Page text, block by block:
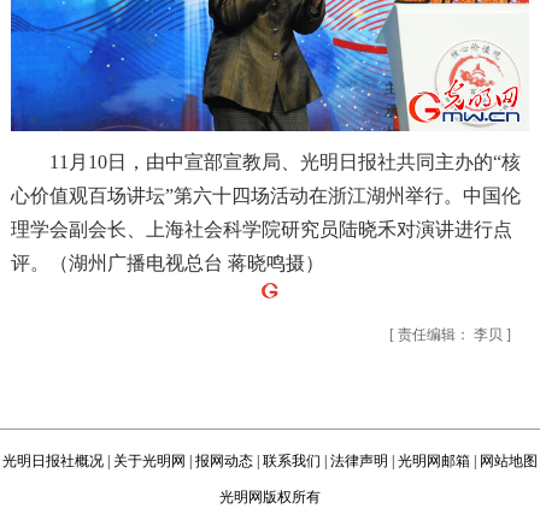
11月10日，由中宣部宣教局、光明日报社共同主办的“核
心价值观百场讲坛”第六十四场活动在浙江湖州举行。中国伦
理学会副会长、上海社会科学院研究员陆晓禾对演讲进行点
评。（湖州广播电视总台 蒋晓鸣摄）
[ 责任编辑： 李贝 ]
光明日报社概况 | 关于光明网 | 报网动态 | 联系我们 | 法律声明 | 光明网邮箱 | 网站地图
光明网版权所有